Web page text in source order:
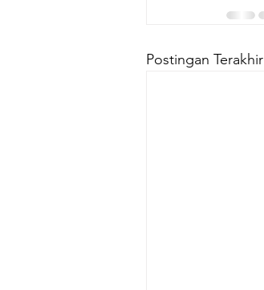
Postingan Terakhir